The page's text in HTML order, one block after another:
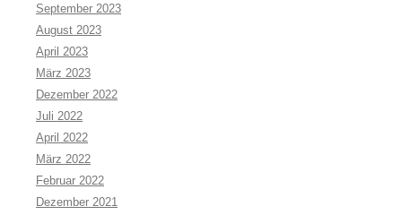
September 2023
August 2023
April 2023
März 2023
Dezember 2022
Juli 2022
April 2022
März 2022
Februar 2022
Dezember 2021